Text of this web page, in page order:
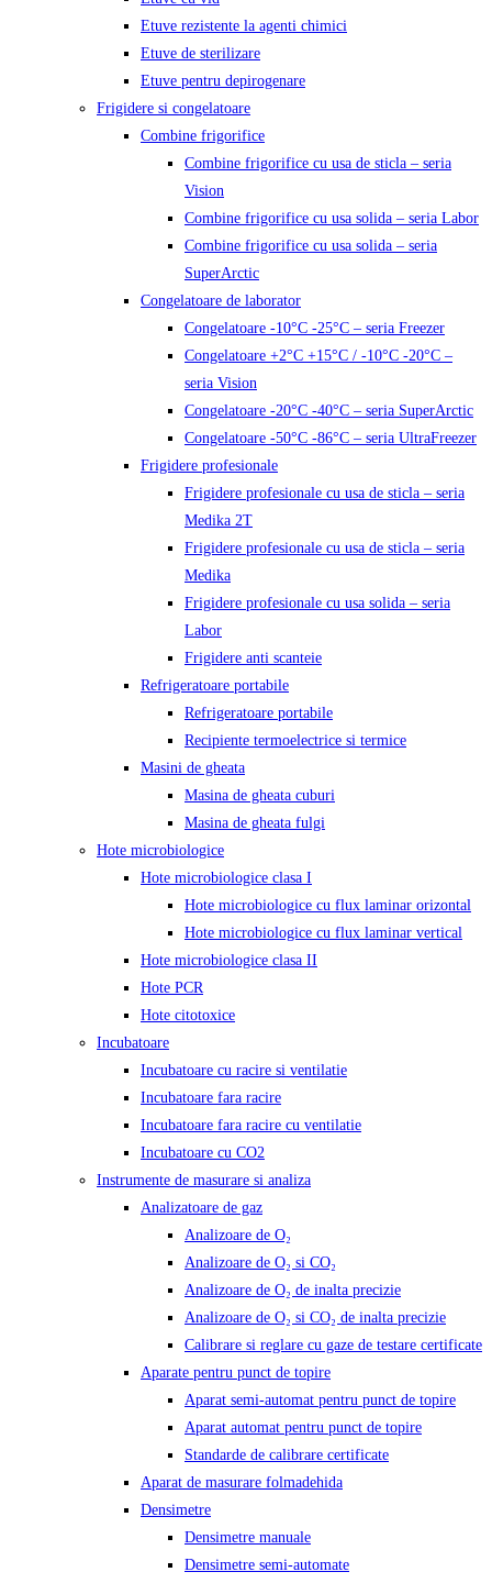
Etuve rezistente la agenti chimici
Etuve de sterilizare
Etuve pentru depirogenare
Frigidere si congelatoare
Combine frigorifice
Combine frigorifice cu usa de sticla – seria
Vision
Combine frigorifice cu usa solida – seria Labor
Combine frigorifice cu usa solida – seria
SuperArctic
Congelatoare de laborator
Congelatoare -10°C -25°C – seria Freezer
Congelatoare +2°C +15°C / -10°C -20°C –
seria Vision
Congelatoare -20°C -40°C – seria SuperArctic
Congelatoare -50°C -86°C – seria UltraFreezer
Frigidere profesionale
Frigidere profesionale cu usa de sticla – seria
Medika 2T
Frigidere profesionale cu usa de sticla – seria
Medika
Frigidere profesionale cu usa solida – seria
Labor
Frigidere anti scanteie
Refrigeratoare portabile
Refrigeratoare portabile
Recipiente termoelectrice si termice
Masini de gheata
Masina de gheata cuburi
Masina de gheata fulgi
Hote microbiologice
Hote microbiologice clasa I
Hote microbiologice cu flux laminar orizontal
Hote microbiologice cu flux laminar vertical
Hote microbiologice clasa II
Hote PCR
Hote citotoxice
Incubatoare
Incubatoare cu racire si ventilatie
Incubatoare fara racire
Incubatoare fara racire cu ventilatie
Incubatoare cu CO2
Instrumente de masurare si analiza
Analizatoare de gaz
Analizoare de O₂
Analizoare de O₂ si CO₂
Analizoare de O₂ de inalta precizie
Analizoare de O₂ si CO₂ de inalta precizie
Calibrare si reglare cu gaze de testare certificate
Aparate pentru punct de topire
Aparat semi-automat pentru punct de topire
Aparat automat pentru punct de topire
Standarde de calibrare certificate
Aparat de masurare folmadehida
Densimetre
Densimetre manuale
Densimetre semi-automate